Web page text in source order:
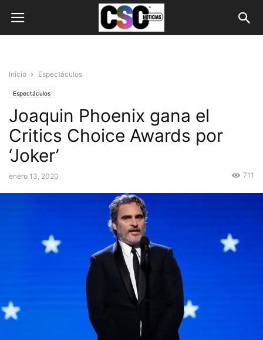
Inicio Espectáculos
Espectáculos
Joaquin Phoenix gana el
Critics Choice Awards por
‘Joker’
enero 13, 2020 711